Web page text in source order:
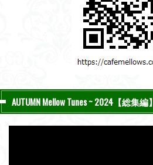
AUTUMN Mellow Tunes ~ 2024【総集編】